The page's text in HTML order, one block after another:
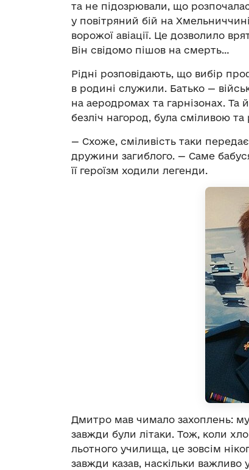
та не підозрювали, що
у повітряний бій на
ворожої авіації. Це дозволило
Він свідомо пішов на смерть…
Рідні розповідають, що вибір
в родині служили. Батько —
на аеродромах та гарнізонах. Та
безліч нагород, була сміливою
— Схоже, сміливість таки
дружини загиблого. — Саме
її героїзм ходили легенди.
Дмитро мав чимало захоплень:
завжди були літаки. Тож, коли
льотного училища, це зовсім
завжди казав, наскільки важливо